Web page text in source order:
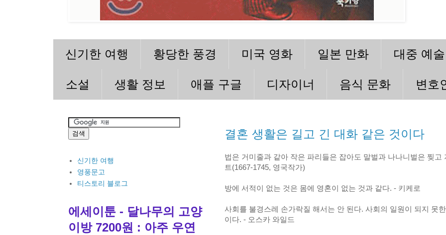
신기한 여행 황당한 풍경 미국 영화 일본 만화 대중 예술
소설 생활 정보 애플 구글 디자이너 음식 문화 변호
결혼 생활은 길고 긴 대화 같은 것이다
법은 거미줄과 같아 작은 파리들은 잡아도 말벌과 나나니벌은 찢고
트(1667-1745, 영국작가)
방에 서적이 없는 것은 몸에 영혼이 없는 것과 같다. - 키케로
사회를 불경스레 손가락질 해서는 안 된다. 사회의 일원이 되지 못
이다. - 오스카 와일드
신기한 여행
영풍문고
티스토리 블로그
에세이툰 - 달나무의 고양
이방 7200원 : 아주 우연